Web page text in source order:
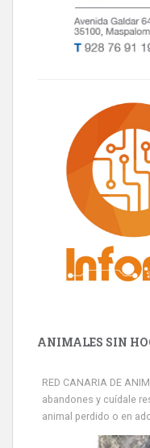
ANIMALES SIN
RED CANARIA DE
abandones y cuídale
animal perdido o en